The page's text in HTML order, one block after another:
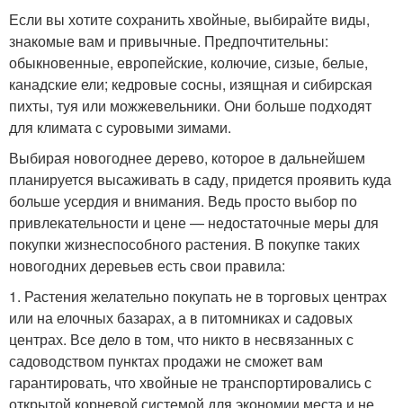
Если вы хотите сохранить хвойные, выбирайте виды,
знакомые вам и привычные. Предпочтительны:
обыкновенные, европейские, колючие, сизые, белые,
канадские ели; кедровые сосны, изящная и сибирская
пихты, туя или можжевельники. Они больше подходят
для климата с суровыми зимами.
Выбирая новогоднее дерево, которое в дальнейшем
планируется высаживать в саду, придется проявить куда
больше усердия и внимания. Ведь просто выбор по
привлекательности и цене — недостаточные меры для
покупки жизнеспособного растения. В покупке таких
новогодних деревьев есть свои правила:
1. Растения желательно покупать не в торговых центрах
или на елочных базарах, а в питомниках и садовых
центрах. Все дело в том, что никто в несвязанных с
садоводством пунктах продажи не сможет вам
гарантировать, что хвойные не транспортировались с